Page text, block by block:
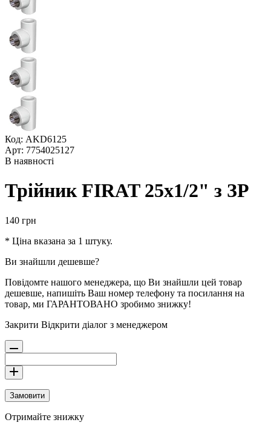
Код: AKD6125
Арт: 7754025127
В наявності
Трійник FIRAT 25х1/2" з ЗР
140 грн
* Ціна вказана за 1 штуку.
Ви знайшли дешевше?
Повідомте нашого менеджера, що Ви знайшли цей товар
дешевше, напишіть Ваш номер телефону та посилання на
товар, ми ГАРАНТОВАНО зробимо знижку!
Закрити Відкрити діалог з менеджером
Замовити
Отримайте знижку